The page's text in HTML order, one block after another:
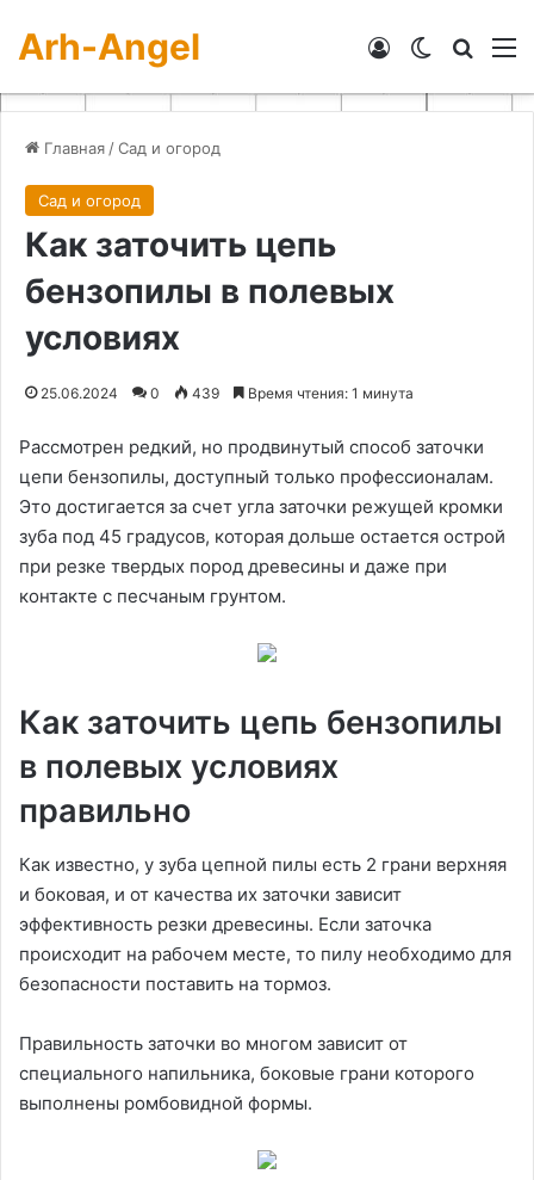
Arh-Angel Switch skin
Войти
Главная /Сад и огород
Сад и огород
Как заточить цепь
бензопилы в полевых
условиях
25.06.2024 0 439 Время чтения: 1 минута
Рассмотрен редкий, но продвинутый способ заточки
цепи бензопилы, доступный только профессионалам.
Это достигается за счет угла заточки режущей кромки
зуба под 45 градусов, которая дольше остается острой
при резке твердых пород древесины и даже при
контакте с песчаным грунтом.
Как заточить цепь бензопилы
в полевых условиях
правильно
Как известно, у зуба цепной пилы есть 2 грани верхняя
и боковая, и от качества их заточки зависит
эффективность резки древесины. Если заточка
происходит на рабочем месте, то пилу необходимо для
безопасности поставить на тормоз.
Правильность заточки во многом зависит от
специального напильника, боковые грани которого
выполнены ромбовидной формы.